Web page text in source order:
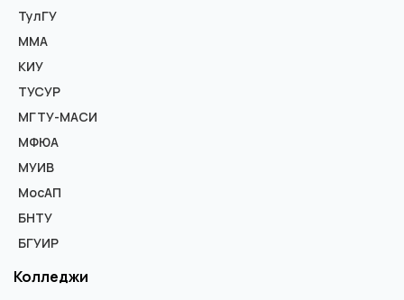
ТулГУ
ММА
КИУ
ТУСУР
МГТУ-МАСИ
МФЮА
МУИВ
МосАП
БНТУ
БГУИР
Колледжи